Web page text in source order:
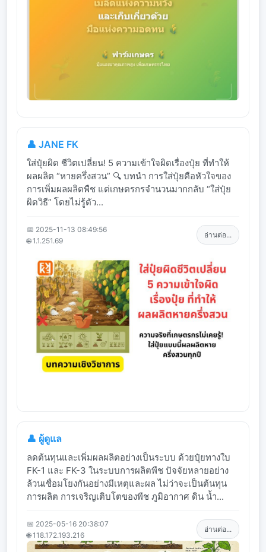
👤 JANE FK
ใส่ปุ๋ยผิด ชีวิตเปลี่ยน! 5 ความเข้าใจผิดเรื่องปุ๋ย ที่ทำให้
ผลผลิต “หายครึ่งสวน” 🔍 บทนำ การใส่ปุ๋ยคือหัวใจของ
การเพิ่มผลผลิตพืช แต่เกษตรกรจำนวนมากกลับ “ใส่ปุ๋ย
ผิดวิธี” โดยไม่รู้ตัว...
📅 2025-11-13 08:49:56
🌐 1.1.251.69
อ่านต่อ...
👤 ผู้ดูแล
ลดต้นทุนและเพิ่มผลผลิตอย่างเป็นระบบ ด้วยปุ๋ยทางใบ
FK-1 และ FK-3 ในระบบการผลิตพืช ปัจจัยหลายอย่าง
ล้วนเชื่อมโยงกันอย่างมีเหตุและผล ไม่ว่าจะเป็นต้นทุน
การผลิต การเจริญเติบโตของพืช ภูมิอากาศ ดิน น้ำ...
📅 2025-05-16 20:38:07
🌐 118.172.193.216
อ่านต่อ...